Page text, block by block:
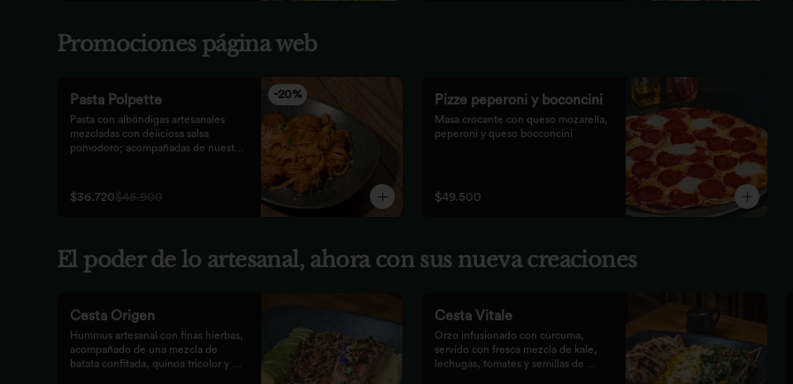
Promociones página web
-20%
Pasta Polpette
Pasta con albóndigas artesanales
mezcladas con deliciosa salsa
pomodoro; acompañadas de nuestro
$36.720$45.900
Pizze peperoni y boconcini
Masa crocante con queso mozarella,
peperoni y queso bocconcini
$49.500
El poder de lo artesanal, ahora con sus nueva creaciones
Cesta Origen
Hummus artesanal con finas hierbas,
acompañado de una mezcla de
batata confitada, quinoa tricolor y
Cesta Vitale
Orzo infusionado con cúrcuma,
servido con fresca mezcla de kale,
lechugas, tomates y semillas de